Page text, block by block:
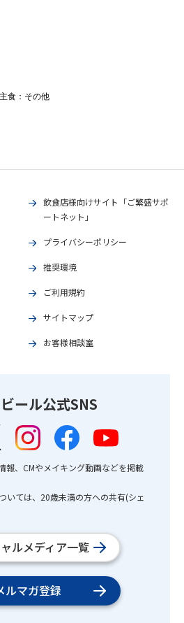
主食：その他
飲食店様向けサイト「ご繁盛サポ
ートネット」
プライバシーポリシー
推奨環境
ご利用規約
サイトマップ
お客様相談室
ール公式SNS
報、CMやメイキング動画などを掲載
いては、20歳未満の方への共有(シェ
ルメディア一覧
ルマガ登録